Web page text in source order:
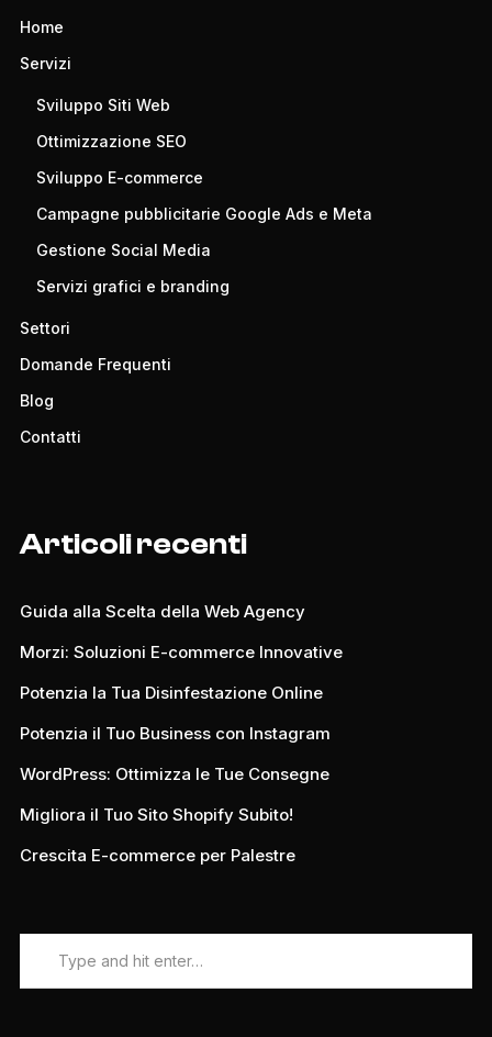
Home
Servizi
Sviluppo Siti Web
Ottimizzazione SEO
Sviluppo E-commerce
Campagne pubblicitarie Google Ads e Meta
Gestione Social Media
Servizi grafici e branding
Settori
Domande Frequenti
Blog
Contatti
Articoli recenti
Guida alla Scelta della Web Agency
Morzi: Soluzioni E-commerce Innovative
Potenzia la Tua Disinfestazione Online
Potenzia il Tuo Business con Instagram
WordPress: Ottimizza le Tue Consegne
Migliora il Tuo Sito Shopify Subito!
Crescita E-commerce per Palestre